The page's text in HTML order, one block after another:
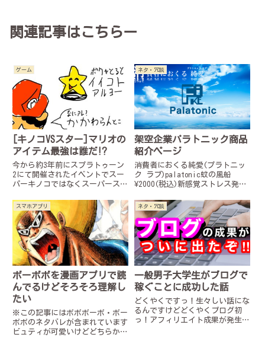
関連記事はこちらー
ゲーム
[キノコVSスター]マリオの
アイテム最強は誰だ⁉︎
今から約3年前にスプラトゥーン
2にて開催されたイベントでスー
パーキノコではなくスーパースタ
まった！キノコかスターどちらか
選ぶのなら圧倒的にスーパーキノ
コのはず、無敵などという言葉に
騙されているそこの君、最強を教
えよう。
ネタ・冗談
架空企業パラトニック商品
紹介ページ
消費者におくる純愛(プラトニッ
ク ラブ)palatonic蚊の風船
¥2000(税込)新感覚ストレス発散
胆にプリントしました学業や業務
に疲れた時、ひと思いに潰してし
まおう購入ページはこちら※この
商品はフィクション...
スマホアプリ
ボーボボを漫画アプリで読
んでるけどそろそろ理解し
たい
※この記事にはボボボーボ・ボー
ボボのネタバレが含まれています
ビュティが可愛いけどどちらかと
ネタ・冗談
一般男子大学生がブログで
稼ぐことに成功した話
どくやくですっ！生々しい話にな
るんですけどどくやくブログ初
っ！アフィリエイト成果が発生し